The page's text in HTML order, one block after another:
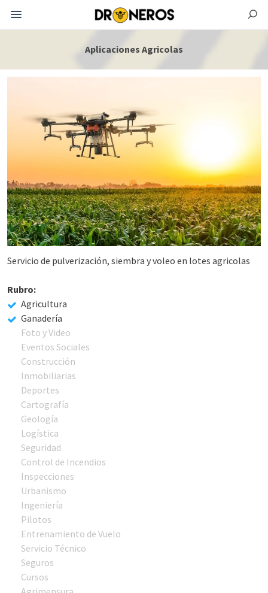
Aplicaciones Agricolas
Servicio de pulverización, siembra y voleo en lotes agricolas
Rubro:
Agricultura
Ganadería
Foto y Video
Eventos Sociales
Construcción
Inmobiliarias
Deportes
Cartografía
Geología
Logística
Seguridad
Control de Incendios
Inspecciones
Urbanismo
Ingeniería
Pilotos
Entrenamiento de Vuelo
Servicio Técnico
Seguros
Cursos